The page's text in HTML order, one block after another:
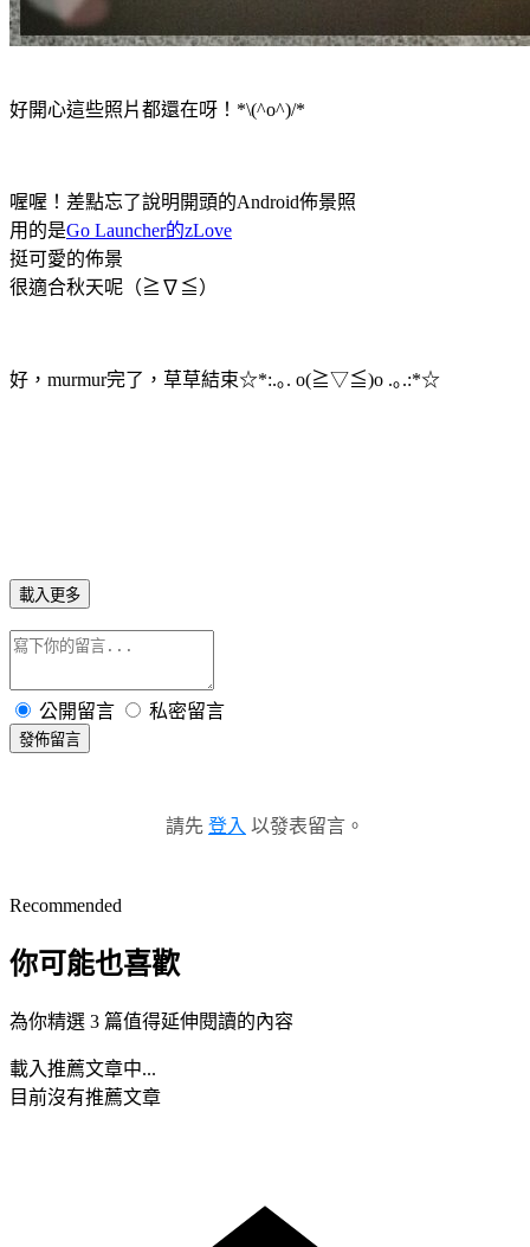
好開心這些照片都還在呀！*\(^o^)/*
喔喔！差點忘了說明開頭的Android佈景照
用的是Go Launcher的zLove
挺可愛的佈景
很適合秋天呢（≧∇≦）
好，murmur完了，草草結束☆*:.｡. o(≧▽≦)o .｡.:*☆
載入更多
公開留言 私密留言
發佈留言
請先 登入 以發表留言。
Recommended
你可能也喜歡
為你精選 3 篇值得延伸閱讀的內容
載入推薦文章中...
目前沒有推薦文章